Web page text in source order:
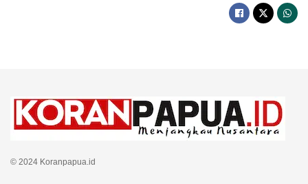
© 2024 Koranpapua.id